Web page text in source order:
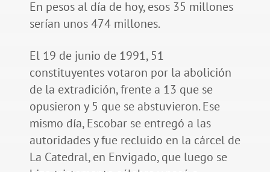
En pesos al día de hoy, esos 35 millones
serían unos 474 millones.
El 19 de junio de 1991, 51
constituyentes votaron por la abolición
de la extradición, frente a 13 que se
opusieron y 5 que se abstuvieron. Ese
mismo día, Escobar se entregó a las
autoridades y fue recluido en la cárcel de
La Catedral, en Envigado, que luego se